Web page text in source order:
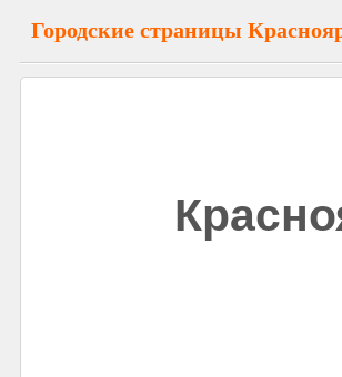
Городские страницы